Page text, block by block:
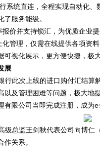
系统直连，全程实现自动化、
服务能级。
价并支持锁汇，为优质企业
管理，仅需在线提供各项资
可视化展示，更方便快捷，极
展
行此次上线的进口购付汇结算
以及管理困难等问题， 极大地
有限公司当即完成注册，成为e
级总监王剑秋代表公司向博仁
关系。